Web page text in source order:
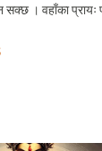
सक्छ । वहाँका प्रायः
पाक्षिक रूपमा